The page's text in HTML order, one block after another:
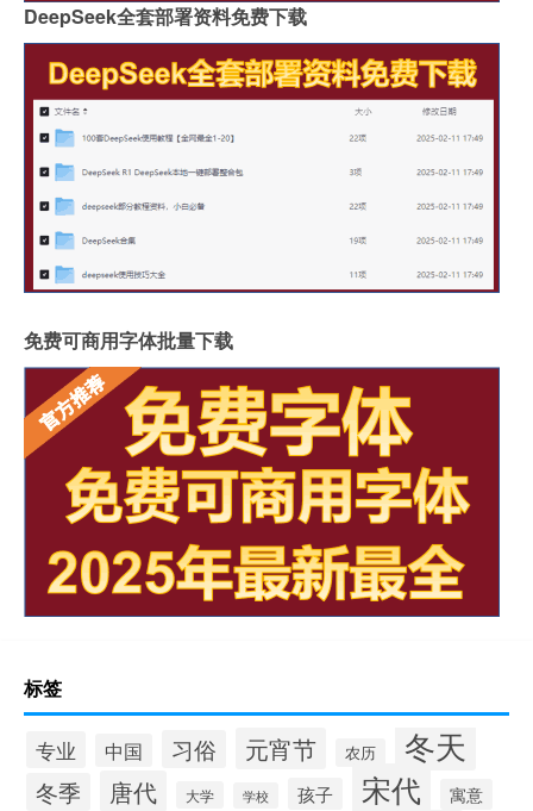
DeepSeek全套部署资料免费下载
免费可商用字体批量下载
标签
专业 中国 习俗 元宵节 农历 冬天
冬季 唐代 大学 学校 孩子 宋代 寓意